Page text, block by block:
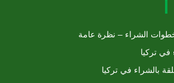
الشراء – نظرة عامة
في تركيا
بالشراء في تركيا